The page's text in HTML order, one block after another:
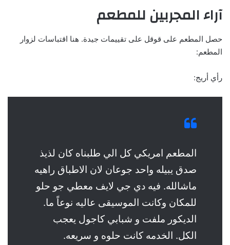
آراء المجربين للمطعم
حصل المطعم على قوقل على تقييمات جيدة. هنا اقتباسات لزوار
المطعم:
رأي أريج:
المطعم امريكي كل الي طلبناه كان لذيذ
صدق يبيله واحد جوعان لان الاطباق راهيه
ماشالله. فيه دي جي لايف معطي جو حلو
للمكان وكانت الموسيقى عاليه نوعاً ما.
الديكور ملفت و شبابي كاجول يعجب
الكل. الخدمه كانت حلوه و سريعه.